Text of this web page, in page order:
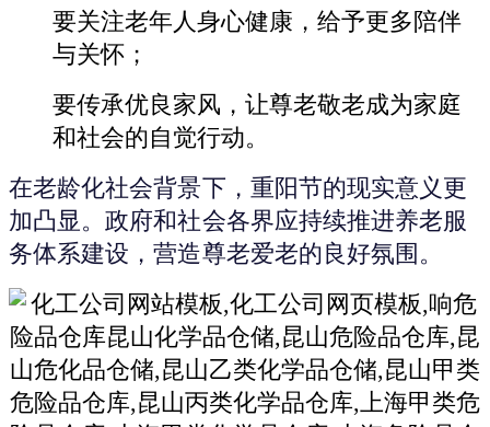
要关注老年人身心健康，给予更多陪伴
与关怀；
要传承优良家风，让尊老敬老成为家庭
和社会的自觉行动。
在老龄化社会背景下，重阳节的现实意义更
加凸显。政府和社会各界应持续推进养老服
务体系建设，营造尊老爱老的良好氛围。